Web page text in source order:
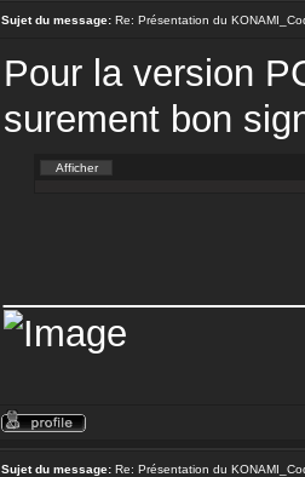
Sujet du message: Re: Présentation du
Pour la version
surement bon
Sujet du message: Re: Présentation du